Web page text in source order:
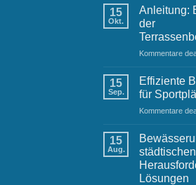
15
Okt.
Anleitung:
der
Kommentare
15
Sep.
Effiziente
für
Kommentare
15
Aug.
Lösungen